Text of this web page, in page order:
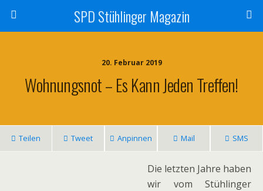
SPD Stühlinger Magazin
20. Februar 2019
Wohnungsnot – Es Kann Jeden Treffen!
Teilen Tweet Anpinnen Mail SMS
Die letz­ten Jahre haben
wir vom Stühlinger